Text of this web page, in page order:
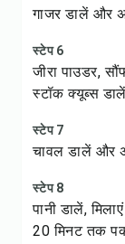
गाजर डालें और
स्टेप 6
जीरा पाउडर,
स्टॉक क्यूब्स
स्टेप 7
चावल डालें और
स्टेप 8
पानी डालें,
20 मिनट तक